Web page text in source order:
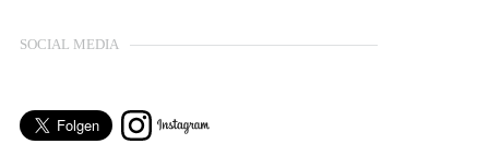
SOCIAL MEDIA